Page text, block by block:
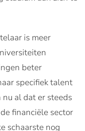
is meer
beter
specifiek talent
nu al dat er steeds
financiële sector
schaarste nog